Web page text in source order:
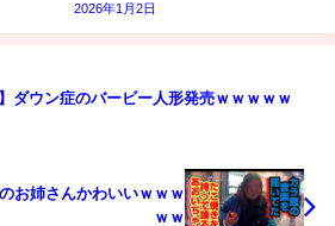
2026年1月2日
】ダウン症のバービー人形発売ｗｗｗｗｗ
お姉さんかわいいｗｗｗ
ｗｗ